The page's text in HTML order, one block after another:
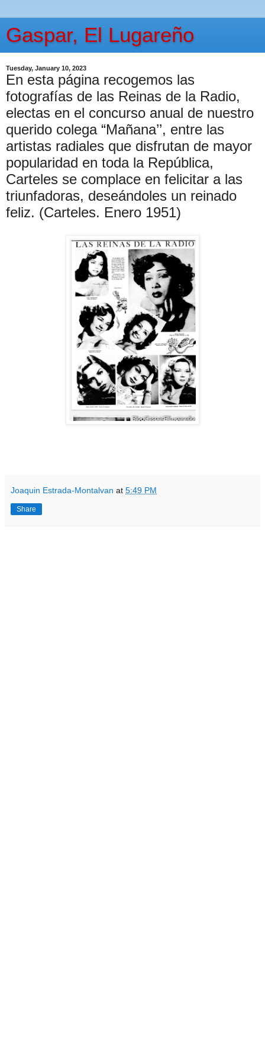
Gaspar, El Lugareño
Tuesday, January 10, 2023
En esta página recogemos las
fotografías de las Reinas de la Radio,
electas en el concurso anual de nuestro
querido colega “Mañana’’, entre las
artistas radiales que disfrutan de mayor
popularidad en toda la República,
Carteles se complace en felicitar a las
triunfadoras, deseándoles un reinado
feliz. (Carteles. Enero 1951)
Joaquin Estrada-Montalvan at 5:49 PM
Share